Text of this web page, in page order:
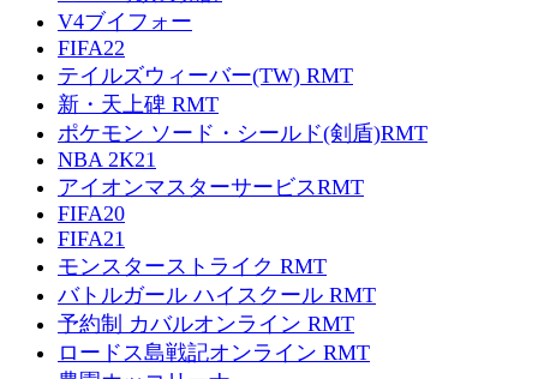
V4ブイフォー
FIFA22
テイルズウィーバー(TW) RMT
新・天上碑 RMT
ポケモン ソード・シールド(剣盾)RMT
NBA 2K21
アイオンマスターサービスRMT
FIFA20
FIFA21
モンスターストライク RMT
バトルガール ハイスクール RMT
予約制 カバルオンライン RMT
ロードス島戦記オンライン RMT